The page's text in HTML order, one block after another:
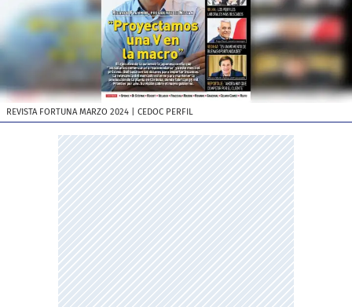
REVISTA FORTUNA MARZO 2024 | CEDOC PERFIL